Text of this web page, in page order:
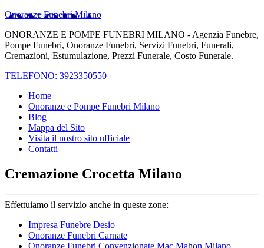
Onoranze Funebri Milano
ONORANZE E POMPE FUNEBRI MILANO - Agenzia Funebre,
Pompe Funebri, Onoranze Funebri, Servizi Funebri, Funerali,
Cremazioni, Estumulazione, Prezzi Funerale, Costo Funerale.
TELEFONO: 3923350550
Home
Onoranze e Pompe Funebri Milano
Blog
Mappa del Sito
Visita il nostro sito ufficiale
Contatti
Cremazione Crocetta Milano
Effettuiamo il servizio anche in queste zone:
Impresa Funebre Desio
Onoranze Funebri Carnate
Onoranze Funebri Convenzionate Mac Mahon Milano